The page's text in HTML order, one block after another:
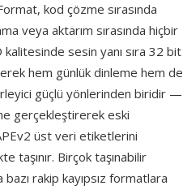
kod çözme sırasında
veya aktarım sırasında hiçbir
kalitesinde sesin yanı sıra 32 bit
hem günlük dinleme hem de
güçlü yönlerinden biridir —
gerçekleştirerek eski
üst veri etiketlerini
taşınır. Birçok taşınabilir
rakip kayıpsız formatlara